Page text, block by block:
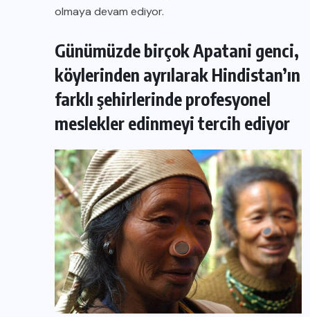
olmaya devam ediyor.
Günümüzde birçok Apatani genci,
köylerinden ayrılarak Hindistan’ın
farklı şehirlerinde profesyonel
meslekler edinmeyi tercih ediyor